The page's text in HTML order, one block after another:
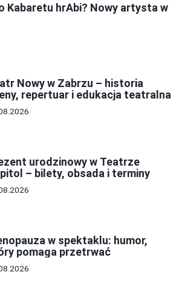
Kabaretu hrAbi? Nowy artysta w
Nowy w Zabrzu – historia
repertuar i edukacja teatralna
urodzinowy w Teatrze
– bilety, obsada i terminy
w spektaklu: humor,
pomaga przetrwać